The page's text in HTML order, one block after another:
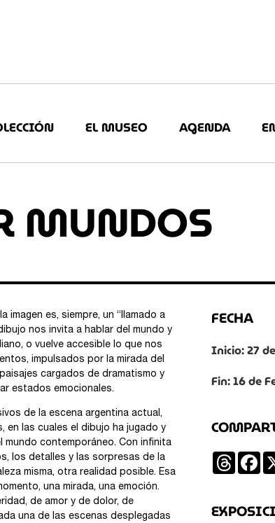
EL MUSEO AGENDA
MUNDOS
es, siempre, un “llamado a
nos invita a hablar del mundo y
o vuelve accesible lo que nos
impulsados por la mirada del
cargados de dramatismo y
estados emocionales.
de la escena argentina actual,
en las cuales el dibujo ha jugado y
mundo contemporáneo. Con infinita
los detalles y las sorpresas de la
misma, otra realidad posible. Esa
una mirada, una emoción.
de amor y de dolor, de
una de las escenas desplegadas
FECHA
Inicio: 27
Fin: 16 de